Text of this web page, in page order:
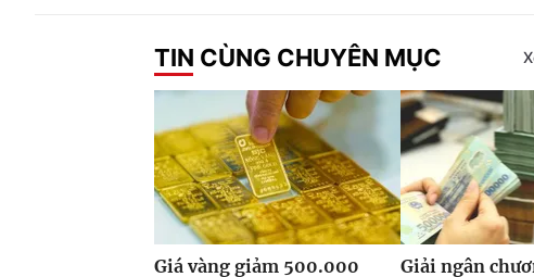
TIN CÙNG CHUYÊN MỤC
Giá vàng giảm 500.000
Giải ngân